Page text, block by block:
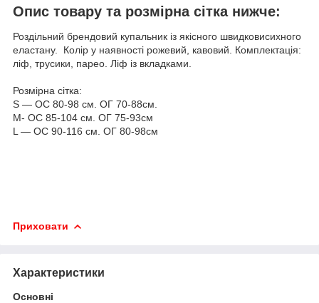
Опис товару та розмірна сітка нижче:
Роздільний брендовий купальник із якісного швидковисихного
еластану. Колір у наявності рожевий, кавовий. Комплектація:
ліф, трусики, парео. Ліф із вкладками.
Розмірна сітка:
S — ОС 80-98 см. ОГ 70-88см.
M- ОС 85-104 см. ОГ 75-93см
L — ОС 90-116 см. ОГ 80-98см
Приховати
Характеристики
Основні